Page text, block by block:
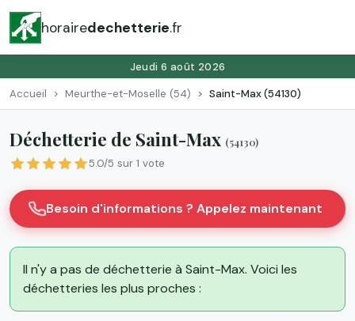
horairedechetterie.fr
Jeudi 6 août 2026
Accueil Meurthe-et-Moselle (54) Saint-Max (54130)
Déchetterie de Saint-Max (54130)
5.0/5 sur 1 vote
Besoin d'informations ? Appelez maintenant
Il n'y a pas de déchetterie à Saint-Max. Voici les
déchetteries les plus proches :